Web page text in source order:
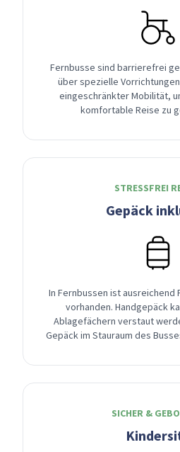
Fernbusse sind barrierefrei
über spezielle
eingeschränkter Mobilität,
komfortable Reise zu
STRESSFREI
Gepäck
In Fernbussen ist ausreichend
vorhanden. Handgepäck
Ablagefächern verstaut
Gepäck im Stauraum des
SICHER &